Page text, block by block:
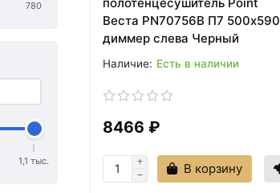
780
1,1 тыс.
Веста PN70756B П7 500x590
диммер слева Черный
Есть в наличии
8466 ₽
В корзину